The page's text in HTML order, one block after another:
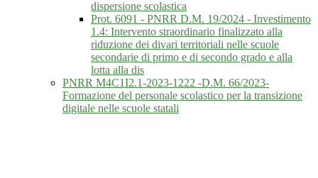
dispersione scolastica
Prot. 6091 - PNRR D.M. 19/2024 - Investimento
1.4: Intervento straordinario finalizzato alla
riduzione dei divari territoriali nelle scuole
secondarie di primo e di secondo grado e alla
lotta alla dis
PNRR M4C1I2.1-2023-1222 -D.M. 66/2023-
Formazione del personale scolastico per la transizione
digitale nelle scuole statali